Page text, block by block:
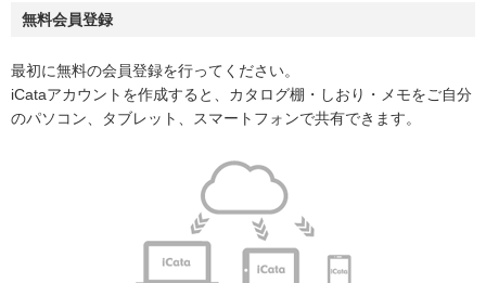
無料会員登録
最初に無料の会員登録を行ってください。
iCataアカウントを作成すると、カタログ棚・しおり・メモをご自分
のパソコン、タブレット、スマートフォンで共有できます。